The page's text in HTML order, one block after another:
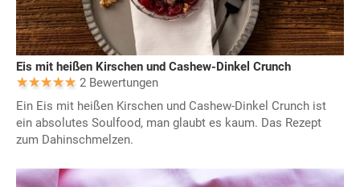
Eis mit heißen Kirschen und Cashew-Dinkel Crunch
2 Bewertungen
Ein Eis mit heißen Kirschen und Cashew-Dinkel Crunch ist
ein absolutes Soulfood, man glaubt es kaum. Das Rezept
zum Dahinschmelzen.